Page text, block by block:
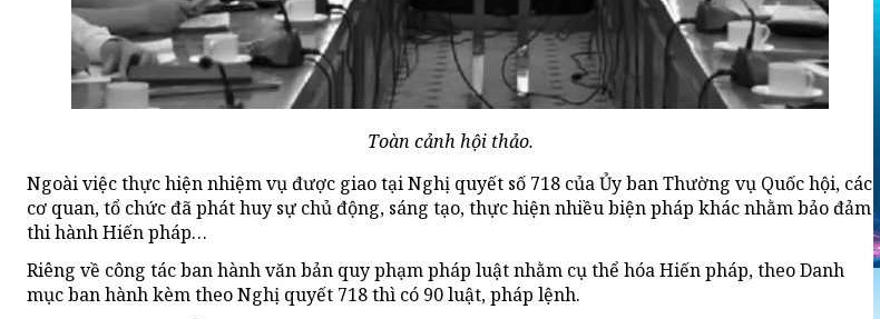
Toàn cảnh hội thảo.
Ngoài việc thực hiện nhiệm vụ được giao tại Nghị quyết số 718 của Ủy ban Thường vụ Quốc hội, các
cơ quan, tổ chức đã phát huy sự chủ động, sáng tạo, thực hiện nhiều biện pháp khác nhằm bảo đảm
thi hành Hiến pháp…
Riêng về công tác ban hành văn bản quy phạm pháp luật nhằm cụ thể hóa Hiến pháp, theo Danh
mục ban hành kèm theo Nghị quyết 718 thì có 90 luật, pháp lệnh.